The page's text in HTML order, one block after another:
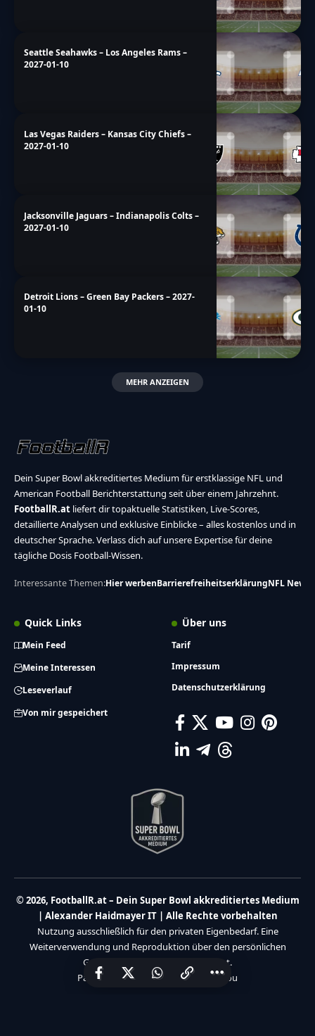
Seattle Seahawks – Los Angeles Rams –
2027-01-10
Las Vegas Raiders – Kansas City Chiefs –
2027-01-10
Jacksonville Jaguars – Indianapolis Colts –
2027-01-10
Detroit Lions – Green Bay Packers – 2027-
01-10
MEHR ANZEIGEN
Dein Super Bowl akkreditiertes Medium für erstklassige NFL und
American Football Berichterstattung seit über einem Jahrzehnt.
FootballR.at liefert dir topaktuelle Statistiken, Live-Scores,
detaillierte Analysen und exklusive Einblicke – alles kostenlos und in
deutscher Sprache. Verlass dich auf unsere Expertise für deine
tägliche Dosis Football-Wissen.
Interessante Themen:Hier werbenBarrierefreiheitserklärungNFL News
Quick Links
Mein Feed
Meine Interessen
Leseverlauf
Von mir gespeichert
Über uns
Tarif
Impressum
Datenschutzerklärung
© 2026, FootballR.at – Dein Super Bowl akkreditiertes Medium
| Alexander Haidmayer IT | Alle Rechte vorbehalten
Nutzung ausschließlich für den privaten Eigenbedarf. Eine
Weiterverwendung und Reproduktion über den persönlichen
Gebrauch hinaus ist nicht gestattet.
Partner:
Haidmayer IT We Care 4 You